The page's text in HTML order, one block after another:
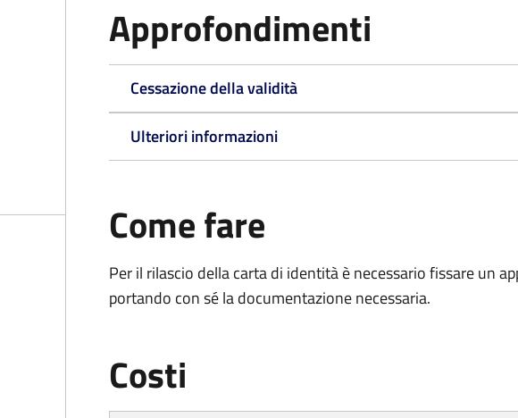
Approfondimenti
Cessazione della validità
Ulteriori informazioni
Come fare
Per il rilascio della carta di identità è necessario fissare un
portando con sé la documentazione necessaria.
Costi